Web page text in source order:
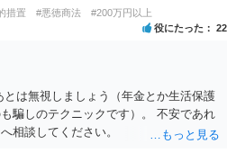
合は、もちろん認めるという選択肢も
選択肢もあることを念頭に置いていた
の恐れや逃亡の恐れがある等の事由が
せん。 2、京都まで行かなきゃ行けな
当する警察署が京都の警察署であれ
ますが、京都の警察官がご相談者様の
措置 #悪徳商法 #200万円以上
役にたった 22
は無視しましょう（年金とか生活保護
騙しのテクニックです）。 不安であれ
相談してください。